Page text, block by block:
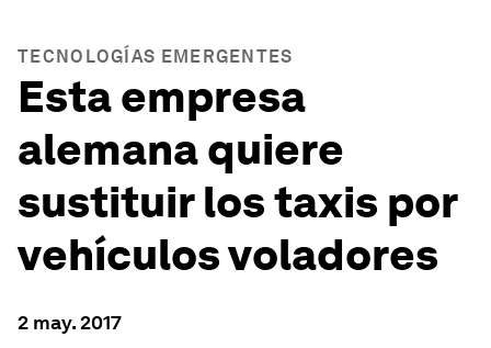
TECNOLOGÍAS EMERGENTES
Esta empresa
alemana quiere
sustituir los taxis por
vehículos voladores
2 may. 2017